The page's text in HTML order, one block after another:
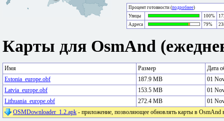
Процент готовности (подробнее)
Улицы
100%
Адреса
79%
Карты для OsmAnd
Имя Размер
Дата
Estonia_europe.obf
187.9 MB
01
Latvia_europe.obf
153.5 MB
01
Lithuania_europe.obf
272.4 MB
01
OSMDownloader_1.2.apk - приложение, позволяющее обновлять карты в OsmAnd